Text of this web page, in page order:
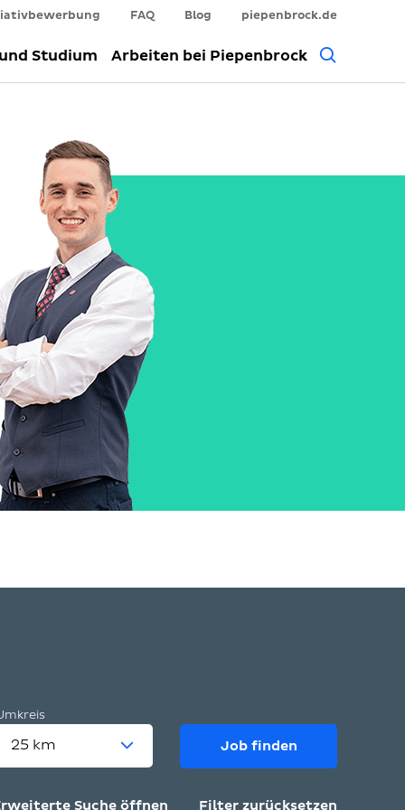
FAQ Blog piepenbrock.de
Studium Arbeiten bei Piepenbrock
Job finden
Suche öffnen Filter zurücksetzen